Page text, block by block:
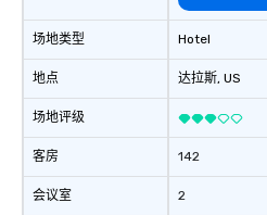
场地类型
地点
场地评级
客房
会议室
Hotel
达拉斯, US
142
2